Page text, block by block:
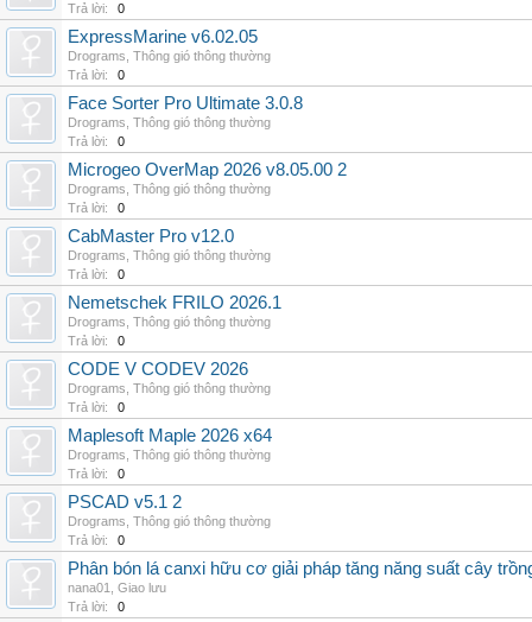
Trả lời:
0
ExpressMarine v6.02.05
Drograms Thông gió thông thường
Trả lời:
0
Face Sorter Pro Ultimate 3.0.8
Drograms Thông gió thông thường
Trả lời:
0
Microgeo OverMap 2026 v8.05.00 2
Drograms Thông gió thông thường
Trả lời:
0
CabMaster Pro v12.0
Drograms Thông gió thông thường
Trả lời:
0
Nemetschek FRILO 2026.1
Drograms Thông gió thông thường
Trả lời:
0
CODE V CODEV 2026
Drograms Thông gió thông thường
Trả lời:
0
Maplesoft Maple 2026 x64
Drograms Thông gió thông thường
Trả lời:
0
PSCAD v5.1 2
Drograms Thông gió thông thường
Trả lời:
0
Phân bón lá canxi hữu cơ giải pháp tăng năng suất cây
nana01
Giao lưu
Trả lời:
0